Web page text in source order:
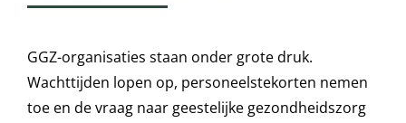
GGZ-organisaties staan onder grote druk.
Wachttijden lopen op, personeelstekorten nemen
toe en de vraag naar geestelijke gezondheidszorg